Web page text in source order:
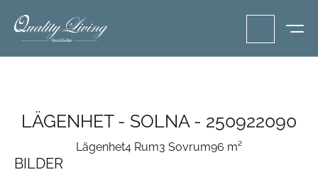
LÄGENHET - SOLNA - 250922090
Lägenhet4 Rum3 Sovrum96 m²
BILDER